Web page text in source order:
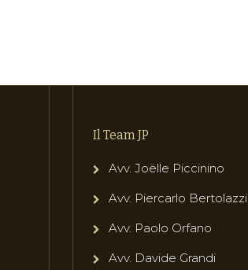
Il Team JP
Avv. Joëlle Piccinino
Avv. Piercarlo Bertolazzi
Avv. Paolo Orfano
Avv. Davide Grandi